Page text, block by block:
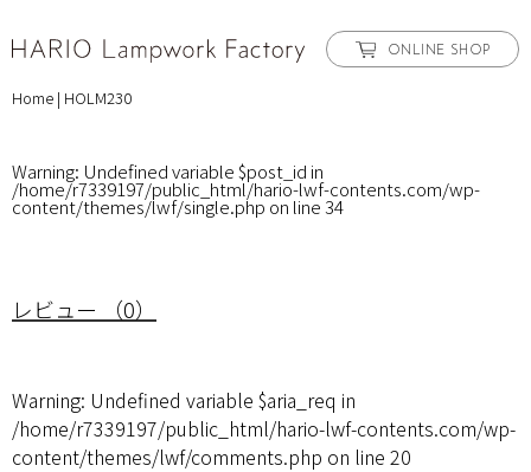
ONLINE SHOP
Home | HOLM230
Warning: Undefined variable $post_id in
/home/r7339197/public_html/hario-lwf-contents.com/wp-
content/themes/lwf/single.php on line34
レビュー （0）
Warning: Undefined variable $aria_req in
/home/r7339197/public_html/hario-lwf-contents.com/wp-
content/themes/lwf/comments.php on line 20